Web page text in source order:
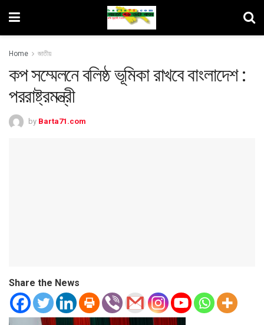
Home জাতীয়
কপ সম্মেলনে বলিষ্ঠ ভূমিকা রাখবে বাংলাদেশ :
পররাষ্ট্রমন্ত্রী
by Barta71.com
Share the News